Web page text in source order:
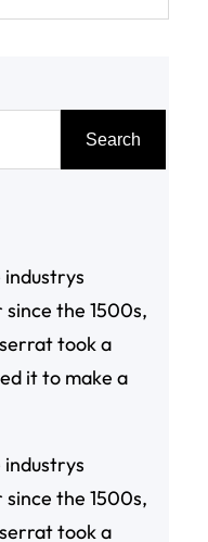
Search
industrys
the 1500s,
took a
it to make a
industrys
the 1500s,
took a